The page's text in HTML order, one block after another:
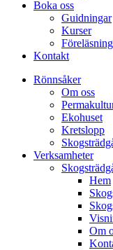
Boka oss
Guidningar
Kurser
Kontakt
Rönnsåker
Om oss
Ekohuset
Kretslopp
Verksamheter
Hem
Om